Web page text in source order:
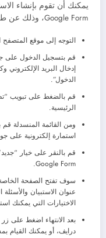
يمكنك أن تقوم بإنشاء
Google Form، وذلك عن طريق اتباع الخطوات التالية:
التوجه إلى موقع
قم بتسجيل الدخول على
إدخال البريد
الدخول”.
قم بالضغط على تبويب
الرئيسية.
استمارة إلكترونية على
قم بالنقر على خيار
Google Form.
سوف تفتح الصفحة الخاصة
عنوان الاستبيان والأسئلة
الاختيارات التي يمكنك
بعد الانتهاء اضغط على
درايف، أو يمكنك القيام